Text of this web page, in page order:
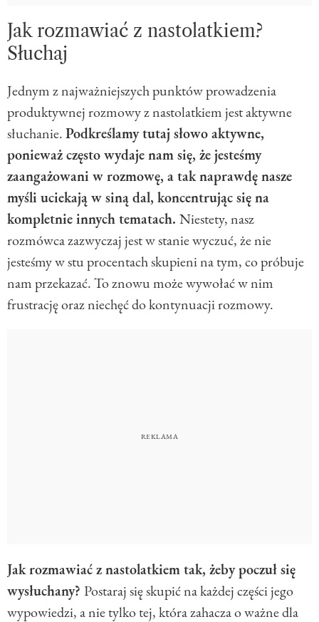
Jak rozmawiać z nastolatkiem?
Słuchaj
Jednym z najważniejszych punktów prowadzenia
produktywnej rozmowy z nastolatkiem jest aktywne
słuchanie.Podkreślamy tutaj słowo aktywne,
ponieważ często wydaje nam się, że jesteśmy
zaangażowani w rozmowę, a tak naprawdę nasze
myśli uciekają w siną dal, koncentrując się na
kompletnie innych tematach. Niestety, nasz
rozmówca zazwyczaj jest w stanie wyczuć, że nie
jesteśmy w stu procentach skupieni na tym, co próbuje
nam przekazać. To znowu może wywołać w nim
frustrację oraz niechęć do kontynuacji rozmowy.
Jak rozmawiać z nastolatkiem tak, żeby poczuł się
wysłuchany? Postaraj się skupić na każdej części jego
wypowiedzi, a nie tylko tej, która zahacza o ważne dla